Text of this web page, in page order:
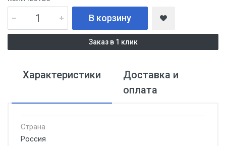
В корзину
Заказ в 1 клик
Характеристики
Доставка и
оплата
Страна
Россия